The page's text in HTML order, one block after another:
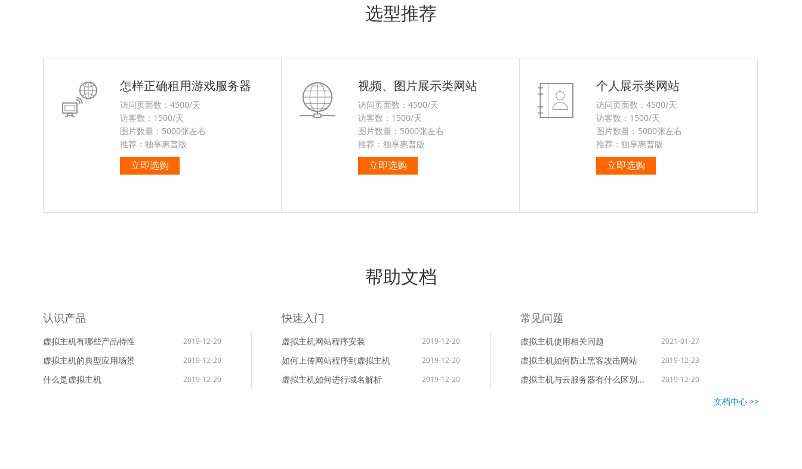
选型推荐
怎样正确租用游戏服务器
访问页面数：4500/天
访客数：1500/天
图片数量：5000张左右
推荐：独享惠普版
立即选购
视频、图片展示类网站
访问页面数：4500/天
访客数：1500/天
图片数量：5000张左右
推荐：独享惠普版
立即选购
个人展示类网站
访问页面数：4500/天
访客数：1500/天
图片数量：5000张左右
推荐：独享惠普版
立即选购
帮助文档
认识产品
虚拟主机有哪些产品特性 2019-12-20
虚拟主机的典型应用场景 2019-12-20
什么是虚拟主机 2019-12-20
快速入门
虚拟主机网站程序安装 2019-12-20
如何上传网站程序到虚拟主机 2019-12-20
虚拟主机如何进行域名解析 2019-12-20
常见问题
虚拟主机使用相关问题 2021-01-27
虚拟主机如何防止黑客攻击网站 2019-12-23
虚拟主机与云服务器有什么区别... 2019-12-20
文档中心 >>